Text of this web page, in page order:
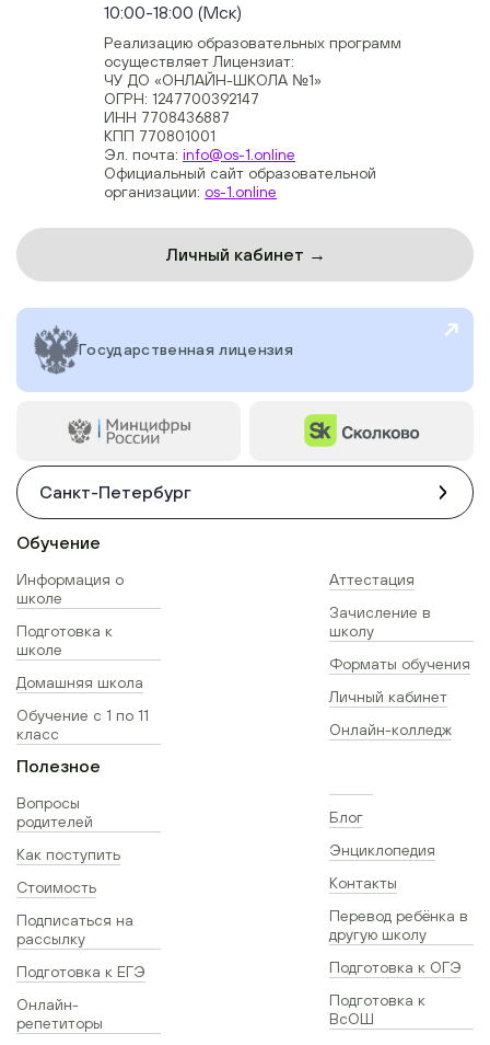
10:00-18:00 (Мск)
Реализацию образовательных программ
осуществляет Лицензиат:
ЧУ ДО «ОНЛАЙН-ШКОЛА №1»
ОГРН: 1247700392147
ИНН 7708436887
КПП 770801001
Эл. почта: info@os-1.online
Официальный сайт образовательной
организации: os-1.online
Личный кабинет →
Государственная лицензия
Санкт-Петербург
Обучение
Информация о
школе
Подготовка к
школе
Домашняя школа
Обучение с 1 по 11
класс
Аттестация
Зачисление в
школу
Форматы обучения
Личный кабинет
Онлайн-колледж
Полезное
Вопросы
родителей
Как поступить
Стоимость
Подписаться на
рассылку
Подготовка к ЕГЭ
Онлайн-
репетиторы
Блог
Энциклопедия
Контакты
Перевод ребёнка в
другую школу
Подготовка к ОГЭ
Подготовка к
ВсОШ